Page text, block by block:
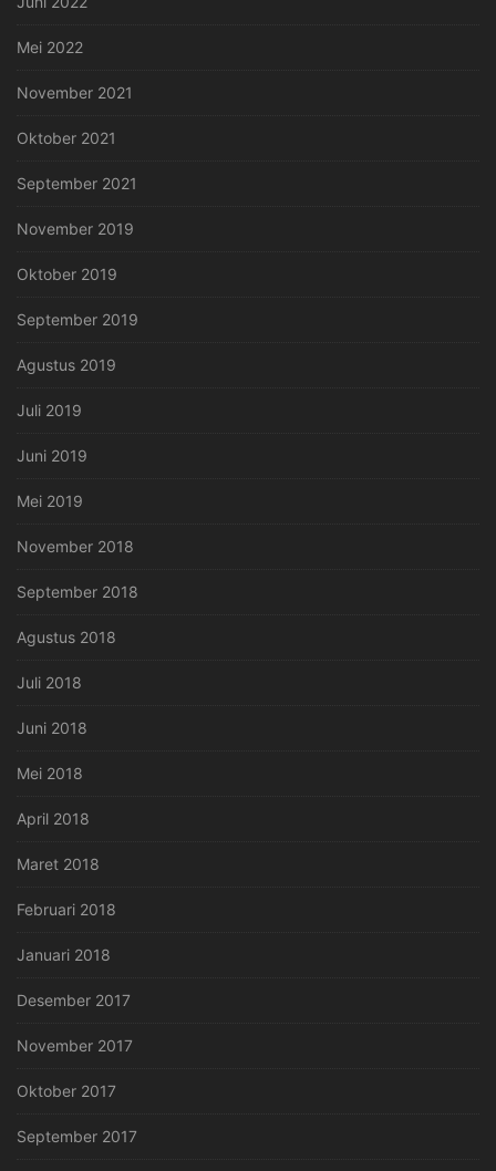
Mei 2022
November 2021
Oktober 2021
September 2021
November 2019
Oktober 2019
September 2019
Agustus 2019
Juli 2019
Juni 2019
Mei 2019
November 2018
September 2018
Agustus 2018
Juli 2018
Juni 2018
Mei 2018
April 2018
Maret 2018
Februari 2018
Januari 2018
Desember 2017
November 2017
Oktober 2017
September 2017